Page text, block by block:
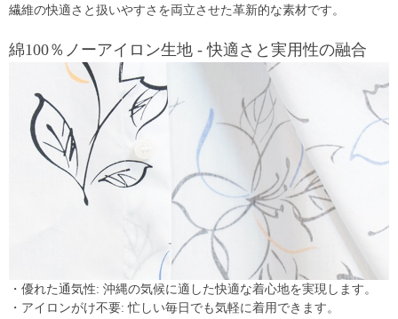
繊維の快適さと扱いやすさを両立させた革新的な素材です。
綿100％ノーアイロン生地 - 快適さと実用性の融合
・優れた通気性: 沖縄の気候に適した快適な着心地を実現します。
・アイロンがけ不要: 忙しい毎日でも気軽に着用できます。